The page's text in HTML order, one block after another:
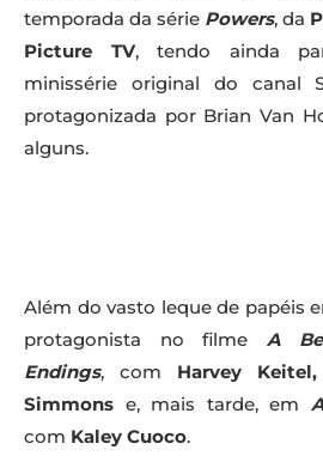
temporada da série Powers, da
Picture TV, tendo ainda
minissérie original do canal
protagonizada por Brian Van
alguns.
Além do vasto leque de papéis
protagonista no filme A
Endings, com Harvey
Simmons e, mais tarde, em
com Kaley Cuoco.